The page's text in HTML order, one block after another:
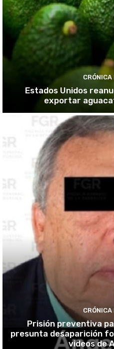
CRÓNICA
Estados Unidos
exportar
CRÓNICA
Prisión preventiva
presunta desaparición
videos de